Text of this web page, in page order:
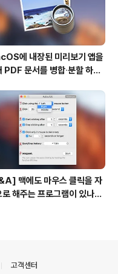
에 내장된 미리보기 앱을
PDF 문서를 병합∙분할 하는
맥에도 마우스 클릭을 자
로 해주는 프로그램이 있나
고객센터